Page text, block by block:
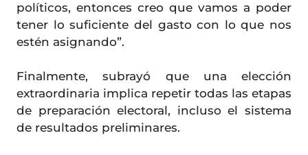
políticos, entonces creo que vamos a poder
tener lo suficiente del gasto con lo que nos
estén asignando”.
Finalmente, subrayó que una elección
extraordinaria implica repetir todas las etapas
de preparación electoral, incluso el sistema
de resultados preliminares.